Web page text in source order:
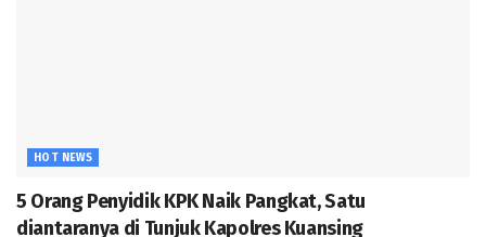
HOT NEWS
5 Orang Penyidik KPK Naik Pangkat, Satu
diantaranya di Tunjuk Kapolres Kuansing